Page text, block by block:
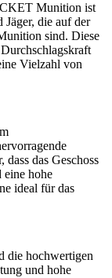
Munition ist
Jäger, die auf der
sind. Diese
Vielzahl von
das Geschoss
hohe
ideal für das
die hochwertigen
und hohe